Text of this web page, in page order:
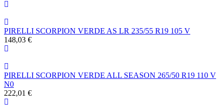
PIRELLI SCORPION VERDE AS LR 235/55 R19 105 V
148,03 €
PIRELLI SCORPION VERDE ALL SEASON 265/50 R19 110 V
N0
222,01 €